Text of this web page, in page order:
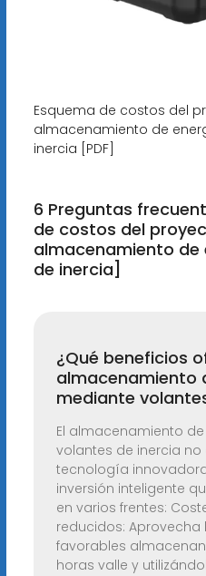
Esquema de costos del
almacenamiento de
inercia [PDF]
6 Preguntas
de costos del
almacenamiento
de inercia]
¿Qué beneficios
almacenamiento
mediante
El almacenamiento
volantes de inercia no
tecnología
inversión inteligente
en varios frentes:
reducidos:
favorables
horas valle y